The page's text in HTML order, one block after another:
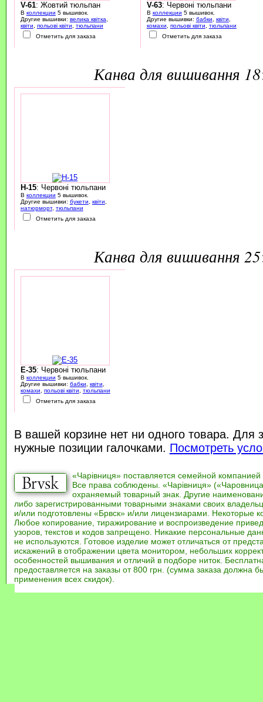
V-61: Жовтий тюльпан
В коллекции 5 вышивок.
Другие вышивки: велика квітка,
квіти, польові квіти, тюльпани
Отметить для заказа
V-63: Червоні тюльпани
В коллекции 5 вышивок.
Другие вышивки: бабки, квіти,
комахи, польові квіти, тюльпани
Отметить для заказа
канва для вишивання
H-15: Червоні тюльпани
В коллекции 5 вышивок.
Другие вышивки: букети квіти
натюрморт, тюльпани
Отметить для заказа
канва для вишивання
E-35: Червоні тюльпани
В коллекции 5 вышивок.
Другие вышивки: бабки квіти
комахи
польові квіти
тюльпани
Отметить для заказа
В вашей корзине нет ни одного товара. Для
нужные позиции галочками. Посмотреть
«Чарівниця» поставляется семейной компанией
Все права соблюдены. «Чарівниця»
охраняемый товарный знак. Другие
либо зарегистрированными товарными знаками своих
и/или подготовлены «Брвск» и/или лицензиарами. Некоторые
Любое копирование, тиражирование и воспроизведение
узоров, текстов и кодов запрещено. Никакие персональные
не используются. Готовое изделие может отличаться от
искажений в отображении цвета монитором, небольших
особенностей вышивания и отличий в подборе ниток.
предоставляется на заказы от 800 грн. (сумма заказа должна
применения всех скидок).